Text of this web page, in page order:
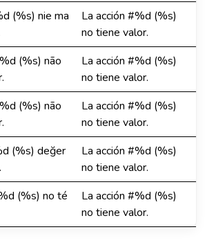
(%s) nie ma
La acción #%d (%s)
no tiene valor.
(%s) não
La acción #%d (%s)
no tiene valor.
(%s) não
La acción #%d (%s)
no tiene valor.
(%s) değer
La acción #%d (%s)
no tiene valor.
(%s) no té
La acción #%d (%s)
no tiene valor.